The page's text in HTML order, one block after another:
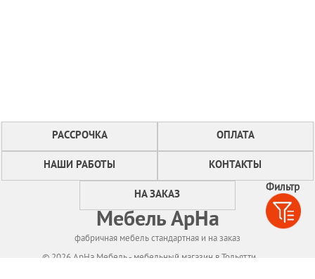
Фильтр
РАССРОЧКА ОПЛАТА
НАШИ РАБОТЫ КОНТАКТЫ
НА ЗАКАЗ
Мебель АрНа
фабричная мебель стандартная и на заказ
© 2026 АрНа Мебель - мебельный магазин в Тольятти